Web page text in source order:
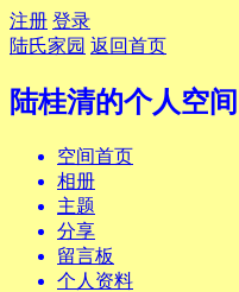
注册 登录
陆氏家园 返回首页
陆桂清的个人空间
空间首页
相册
主题
分享
留言板
个人资料